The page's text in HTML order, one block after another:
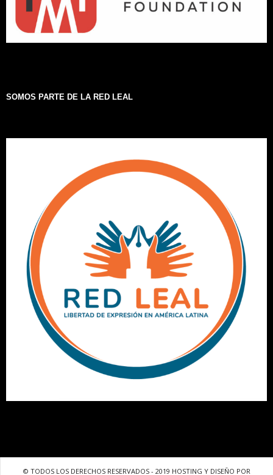
SOMOS PARTE DE LA RED LEAL
© TODOS LOS DERECHOS RESERVADOS - 2019 HOSTING Y DISEÑO POR